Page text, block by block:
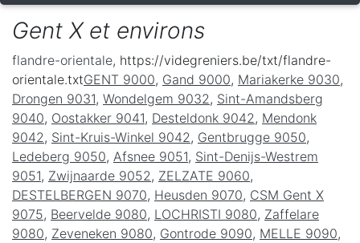
Gent X et environs
flandre-orientale, https://videgreniers.be/txt/flandre-
orientale.txtGENT 9000, Gand 9000, Mariakerke 9030,
Drongen 9031, Wondelgem 9032 , Sint-Amandsberg
9040, Oostakker 9041, Desteldonk 9042 , Mendonk
9042 , Sint-Kruis-Winkel 9042 , Gentbrugge 9050,
Ledeberg 9050, Afsnee 9051, Sint-Denijs-Westrem
9051, Zwijnaarde 9052 , ZELZATE 9060,
DESTELBERGEN 9070, Heusden 9070, CSM Gent X
9075, Beervelde 9080, LOCHRISTI 9080, Zaffelare
9080, Zeveneken 9080, Gontrode 9090, MELLE 9090,